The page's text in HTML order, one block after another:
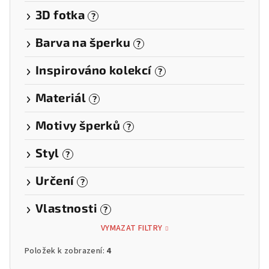
3D fotka ?
Barva na šperku ?
Inspirováno kolekcí ?
Materiál ?
Motivy šperků ?
Styl ?
Určení ?
Vlastnosti ?
VYMAZAT FILTRY
Položek k zobrazení: 4